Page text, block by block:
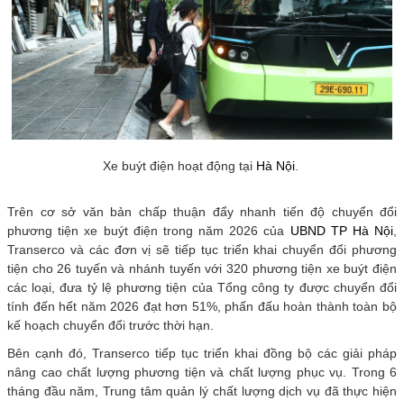
Xe buýt điện hoạt động tại Hà Nội.
Trên cơ sở văn bản chấp thuận đẩy nhanh tiến độ chuyển đổi
phương tiện xe buýt điện trong năm 2026 của UBND TP Hà Nội,
Transerco và các đơn vị sẽ tiếp tục triển khai chuyển đổi phương
tiện cho 26 tuyến và nhánh tuyến với 320 phương tiện xe buýt điện
các loại, đưa tỷ lệ phương tiện của Tổng công ty được chuyển đổi
tính đến hết năm 2026 đạt hơn 51%, phấn đấu hoàn thành toàn bộ
kế hoạch chuyển đổi trước thời hạn.
Bên cạnh đó, Transerco tiếp tục triển khai đồng bộ các giải pháp
nâng cao chất lượng phương tiện và chất lượng phục vụ. Trong 6
tháng đầu năm, Trung tâm quản lý chất lượng dịch vụ đã thực hiện